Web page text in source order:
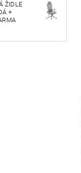
ŽIDLE
+